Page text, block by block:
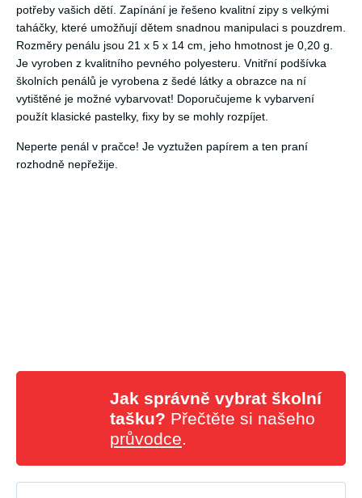
potřeby vašich dětí. Zapínání je řešeno kvalitní zipy s velkými
taháčky, které umožňují dětem snadnou manipulaci s pouzdrem.
Rozměry penálu jsou 21 x 5 x 14 cm, jeho hmotnost je 0,20 g.
Je vyroben z kvalitního pevného polyesteru. Vnitřní podšívka
školních penálů je vyrobena z šedé látky a obrazce na ní
vytištěné je možné vybarvovat! Doporučujeme k vybarvení
použít klasické pastelky, fixy by se mohly rozpíjet.
Neperte penál v pračce! Je vyztužen papírem a ten praní
rozhodně nepřežije.
Jak správně vybrat školní
tašku? Přečtěte si našeho
průvodce.